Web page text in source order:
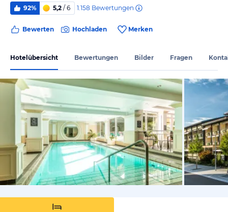
92% 5,2 / 6 1.158 Bewertungen
Bewerten Hochladen Merken
Hotelübersicht Bewertungen Bilder Fragen
vom